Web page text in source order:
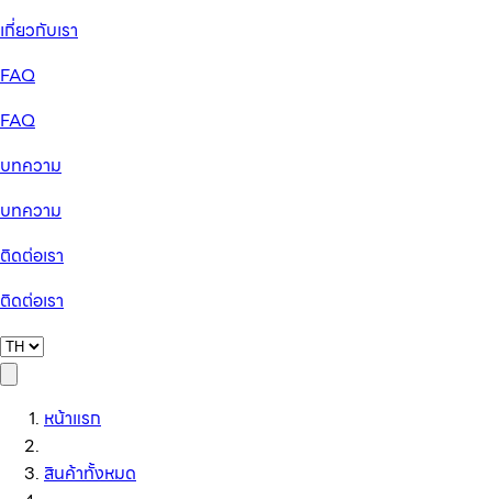
เกี่ยวกับเรา
FAQ
FAQ
บทความ
บทความ
ติดต่อเรา
ติดต่อเรา
หน้าแรก
สินค้าทั้งหมด